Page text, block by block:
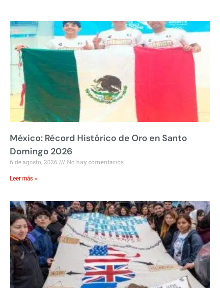
México: Récord Histórico de Oro en Santo
Domingo 2026
6 de agosto, 2026 No hay comentarios
Leer más »